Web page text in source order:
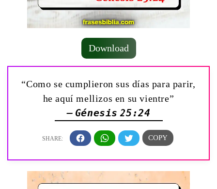
Download
“Como se cumplieron sus días para parir,
he aquí mellizos en su vientre”
— Génesis 25:24